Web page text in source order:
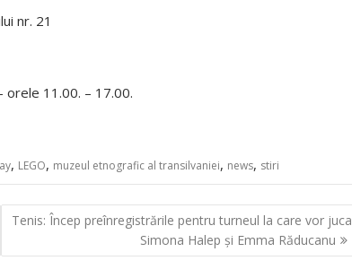
nr. 21
11.00. – 17.00.
, LEGO, muzeul etnografic al transilvaniei, news, stiri
Tenis: Încep preînregistrările pentru turneul la care vor juca
Simona Halep și Emma Răducanu